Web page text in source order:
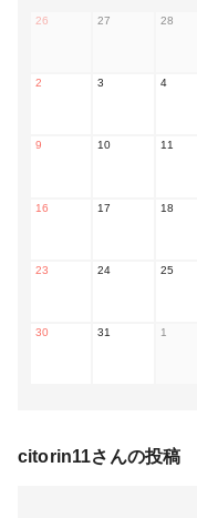
26 27 28
2 3 4
9 10 11
16 17 18
23 24 25
30 31 1
citorin11さんの投稿